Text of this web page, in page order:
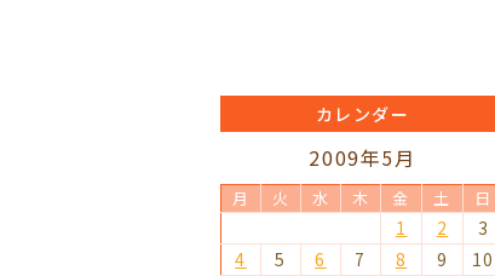
カレンダー
2009年5月
月 火 水 木 金 土 日
1 2
3
4
5 6 7 8 9
10